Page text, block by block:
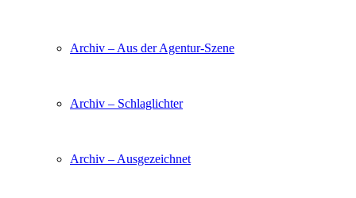
Archiv – Aus der Agentur-Szene
Archiv – Schlaglichter
Archiv – Ausgezeichnet